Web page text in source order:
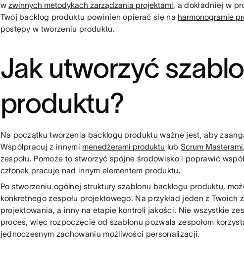
wzwinnych metodykach zarządzania projektami, a dokładniej w
Twój backlog produktu powinien opierać się na harmonogramie
postępy w tworzeniu produktu.
Jak utworzyć
produktu?
Na początku tworzenia backlogu produktu ważne jest, aby
Współpracuj z innymi menedżerami produktu lub Scrum Masterami
zespołu. Pomoże to stworzyć spójne środowisko i poprawić
członek pracuje nad innym elementem produktu.
Po stworzeniu ogólnej struktury szablonu backlogu produktu,
konkretnego zespołu projektowego. Na przykład jeden z Twoich
projektowania, a inny na etapie kontroli jakości. Nie wszystkie
proces, więc rozpoczęcie od szablonu pozwala zespołom
jednoczesnym zachowaniu możliwości personalizacji.